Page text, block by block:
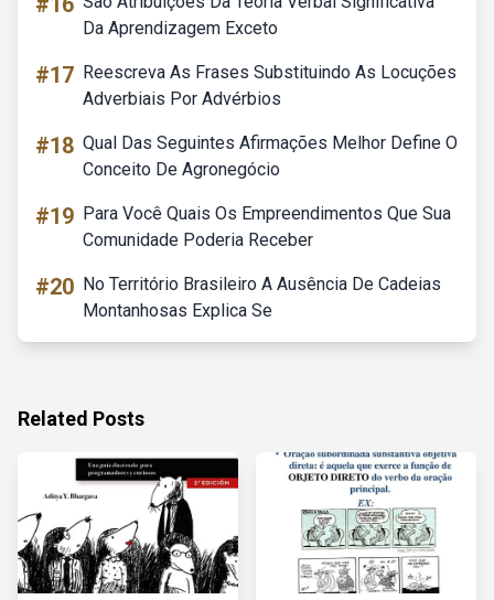
Da Aprendizagem Exceto
#17 Reescreva As Frases Substituindo As Locuções
Adverbiais Por Advérbios
#18 Qual Das Seguintes Afirmações Melhor Define O
Conceito De Agronegócio
#19 Para Você Quais Os Empreendimentos Que Sua
Comunidade Poderia Receber
#20 No Território Brasileiro A Ausência De Cadeias
Montanhosas Explica Se
Related Posts